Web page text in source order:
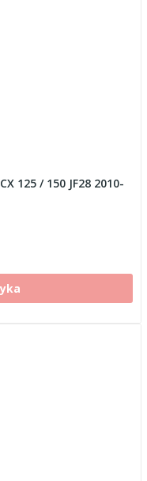
125 / 150 JF28 2010-